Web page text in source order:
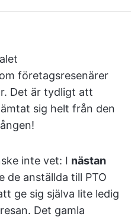
företagsresenärer
Det är tydligt att
sig helt från den
inte vet: I nästan
de anställda till PTO
ge sig själva lite ledig
Det gamla